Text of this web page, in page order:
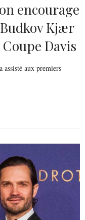
encourage
Kjær
Davis
aux premiers